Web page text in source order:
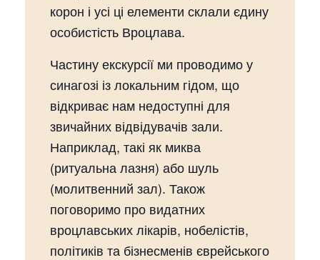
корон і усі ці елементи склали єдину
особистість Вроцлава.
Частину екскурсії ми проводимо у
синагозі із локальним гідом, що
відкриває нам недоступні для
звичайних відвідувачів зали.
Наприклад, такі як миква
(ритуальна лазня) або шуль
(молитвенний зал). Також
поговоримо про видатних
вроцлавських лікарів, нобелістів,
політиків та бізнесменів єврейського